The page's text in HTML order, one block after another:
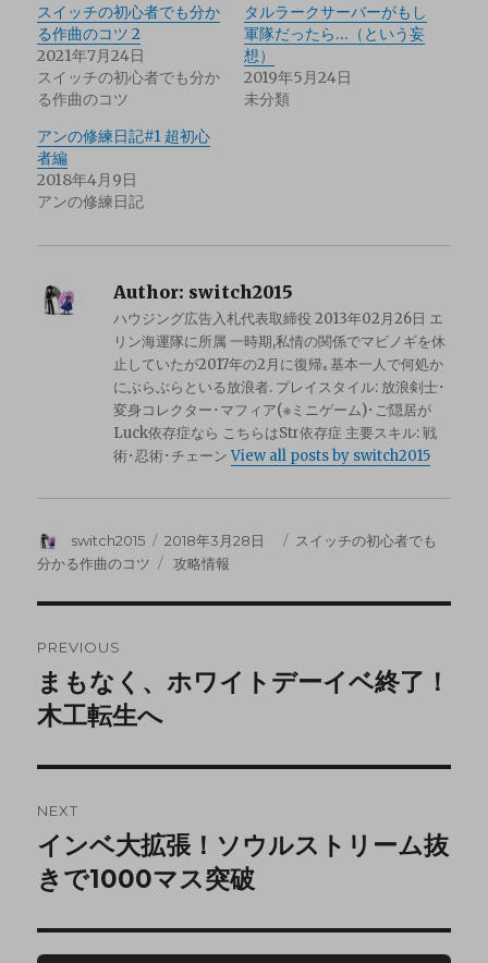
スイッチの初心者でも分か
る作曲のコツ 2
2021年7月24日
スイッチの初心者でも分か
る作曲のコツ
タルラークサーバーがもし
軍隊だったら…（という妄
想）
2019年5月24日
未分類
アンの修練日記#1 超初心
者編
2018年4月9日
アンの修練日記
Author: switch2015
ハウジング広告入札代表取締役 2013年02月26日 エ
リン海運隊に所属 一時期,私情の関係でマビノギを休
止していたが2017年の2月に復帰｡基本一人で何処か
にぶらぶらといる放浪者. プレイスタイル: 放浪剣士･
変身コレクター･マフィア(※ミニゲーム)･ご隠居が
Luck依存症なら こちらはStr依存症 主要スキル: 戦
術･忍術･チェーンView all posts by switch2015
switch2015 2018年3月28日
スイッチの初心者でも
分かる作曲のコツ
攻略情報
PREVIOUS
まもなく、ホワイトデーイベ終了！
木工転生へ
NEXT
インベ大拡張！ソウルストリーム抜
きで1000マス突破